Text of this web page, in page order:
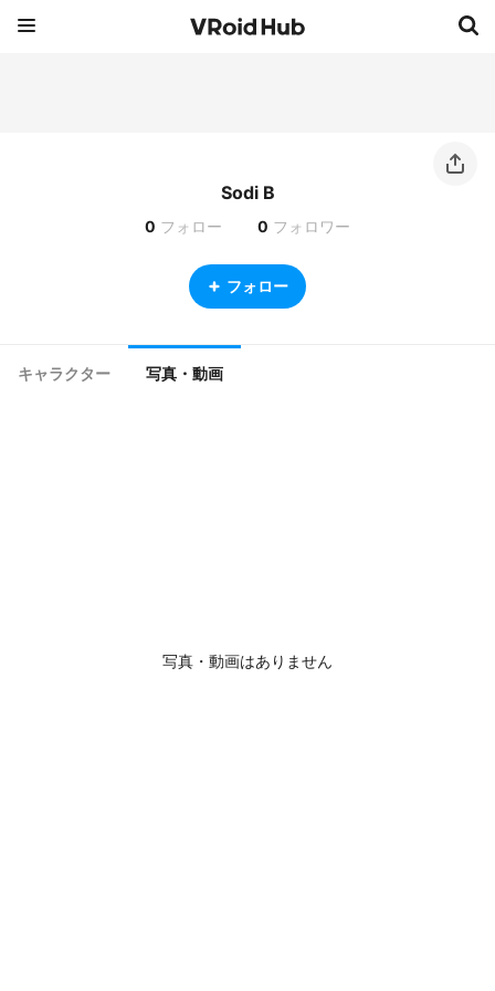
Sodi B
0 フォロー 0 フォロワー
フォロー
キャラクター 写真・動画
写真・動画はありません